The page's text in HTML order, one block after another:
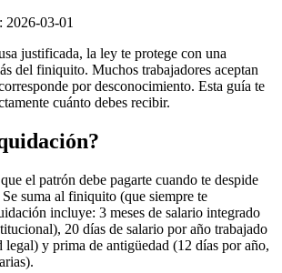
2026-03-01
justificada, la ley te protege con una
del finiquito. Muchos trabajadores aceptan
por desconocimiento. Esta guía te
cuánto debes recibir.
el patrón debe pagarte cuando te despide
suma al finiquito (que siempre te
incluye: 3 meses de salario integrado
20 días de salario por año trabajado
legal) y prima de antigüedad (12 días por año,